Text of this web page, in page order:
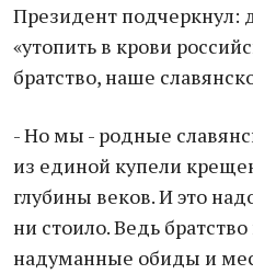
Президент подчеркнул:
«утопить в крови
братство, наше
- Но мы - родные
из единой купели
глубины веков. И это
ни стоило. Ведь
надуманные обиды и